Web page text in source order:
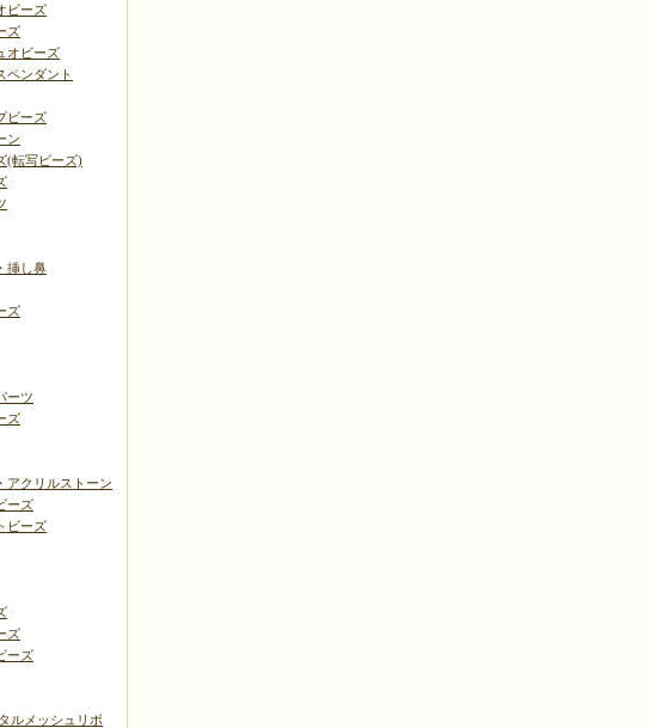
ビーズ
ズ
オビーズ
ペンダント
ビーズ
ン
(転写ビーズ)
挿し鼻
ズ
ーツ
ズ
アクリルストーン
ーズ
ビーズ
ズ
ーズ
ルメッシュリボ